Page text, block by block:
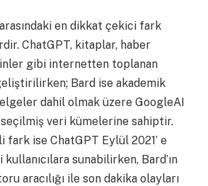
en dikkat çekici fark
ChatGPT, kitaplar, haber
gibi internetten toplanan
Bard ise akademik
dahil olmak üzere GoogleAI
seçilmiş veri kümelerine sahiptir.
fark ise ChatGPT Eylül 2021’ e
sunabilirken, Bard’ın
aracılığı ile son dakika olayları